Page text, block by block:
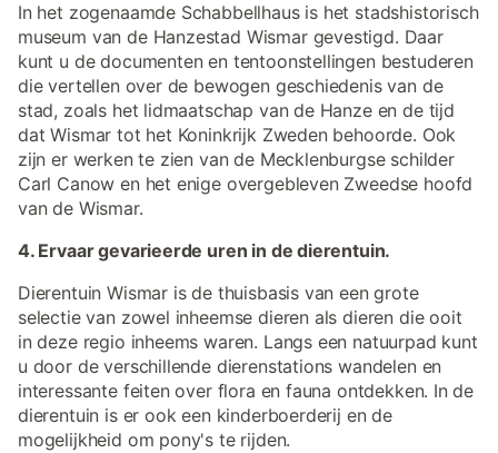
In het zogenaamde Schabbellhaus is het stadshistorisch
museum van de Hanzestad Wismar gevestigd. Daar
kunt u de documenten en tentoonstellingen bestuderen
die vertellen over de bewogen geschiedenis van de
stad, zoals het lidmaatschap van de Hanze en de tijd
dat Wismar tot het Koninkrijk Zweden behoorde. Ook
zijn er werken te zien van de Mecklenburgse schilder
Carl Canow en het enige overgebleven Zweedse hoofd
van de Wismar.
4. Ervaar gevarieerde uren in de dierentuin.
Dierentuin Wismar is de thuisbasis van een grote
selectie van zowel inheemse dieren als dieren die ooit
in deze regio inheems waren. Langs een natuurpad kunt
u door de verschillende dierenstations wandelen en
interessante feiten over flora en fauna ontdekken. In de
dierentuin is er ook een kinderboerderij en de
mogelijkheid om pony's te rijden.